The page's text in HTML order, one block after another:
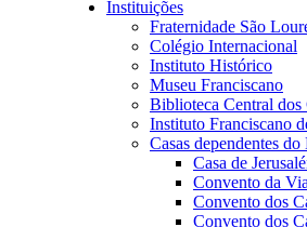
Instituições
Fraternidade São
Colégio Internacional
Instituto Histórico
Museu Franciscano
Biblioteca Central dos
Instituto Franciscano
Casas dependentes
Casa de
Convento da
Convento dos
Convento dos